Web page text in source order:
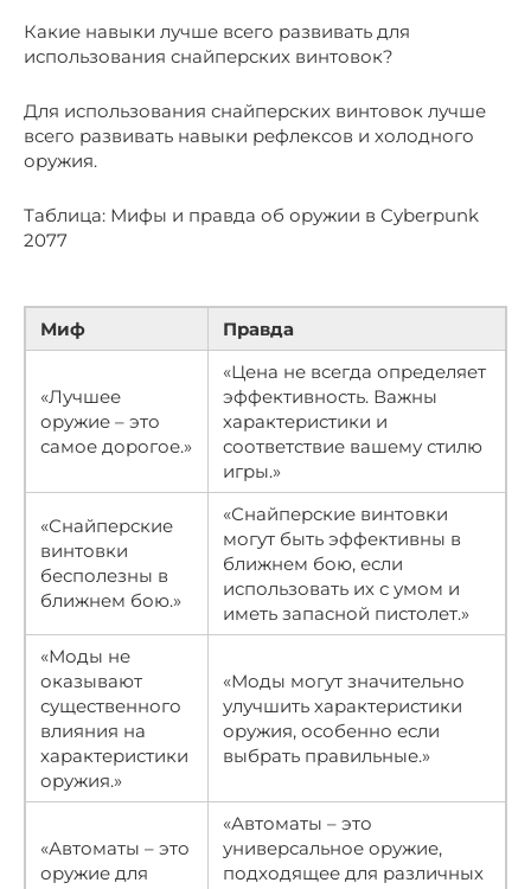
Какие навыки лучше всего развивать для
использования снайперских винтовок?
Для использования снайперских винтовок лучше
всего развивать навыки рефлексов и холодного
оружия.
Таблица: Мифы и правда об оружии в Cyberpunk
2077
Миф Правда
«Лучшее
оружие – это
самое дорогое.»
«Цена не всегда определяет
эффективность. Важны
характеристики и
соответствие вашему стилю
игры.»
«Снайперские
винтовки
бесполезны в
ближнем бою.»
«Снайперские винтовки
могут быть эффективны в
ближнем бою, если
использовать их с умом и
иметь запасной пистолет.»
«Моды не
оказывают
существенного
влияния на
характеристики
оружия.»
«Моды могут значительно
улучшить характеристики
оружия, особенно если
выбрать правильные.»
«Автоматы – это
оружие для
«Автоматы – это
универсальное оружие,
подходящее для различных